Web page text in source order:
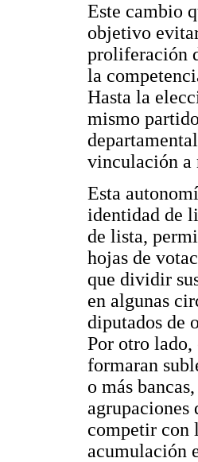
Este cambio
objetivo
proliferación
la
Hasta la
mismo
vinculación a
Esta
identidad de
de lista,
hojas de
que dividir
en algunas
diputados de
Por otro
formaran
o más
agrupaciones
competir con
acumulación